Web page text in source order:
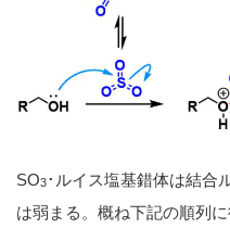
SO3･ルイス塩基錯体は結合
は弱まる。概ね下記の順列に